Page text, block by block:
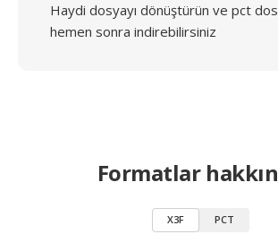
Haydi dosyayı dönüştürün ve pct
hemen sonra indirebilirsiniz
Formatlar
X3F PCT